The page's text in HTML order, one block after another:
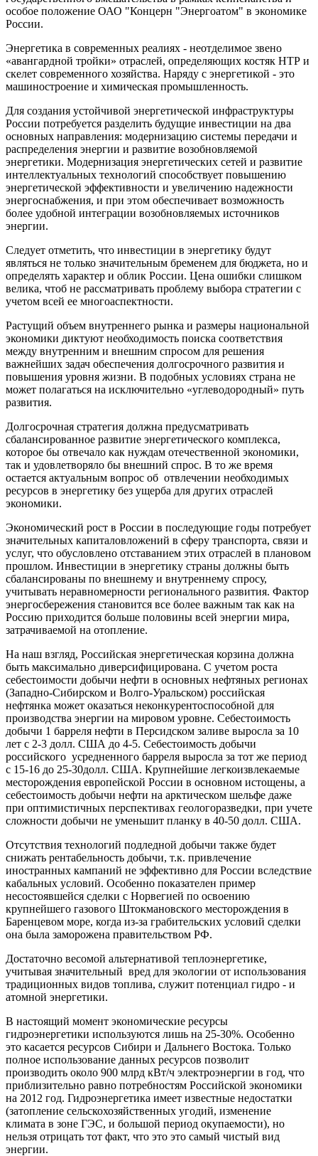
особое положение ОАО "Концерн "Энергоатом" в экономике
России.
Энергетика в современных реалиях - неотделимое звено
«авангардной тройки» отраслей, определяющих костяк НТР и
скелет современного хозяйства. Наряду с энергетикой - это
машиностроение и химическая промышленность.
Для создания устойчивой энергетической инфраструктуры
России потребуется разделить будущие инвестиции на два
основных направления: модернизацию системы передачи и
распределения энергии и развитие возобновляемой
энергетики. Модернизация энергетических сетей и развитие
интеллектуальных технологий способствует повышению
энергетической эффективности и увеличению надежности
энергоснабжения, и при этом обеспечивает возможность
более удобной интеграции возобновляемых источников
энергии.
Следует отметить, что инвестиции в энергетику будут
являться не только значительным бременем для бюджета, но и
определять характер и облик России. Цена ошибки слишком
велика, чтоб не рассматривать проблему выбора стратегии с
учетом всей ее многоаспектности.
Растущий объем внутреннего рынка и размеры национальной
экономики диктуют необходимость поиска соответствия
между внутренним и внешним спросом для решения
важнейших задач обеспечения долгосрочного развития и
повышения уровня жизни. В подобных условиях страна не
может полагаться на исключительно «углеводородный» путь
развития.
Долгосрочная стратегия должна предусматривать
сбалансированное развитие энергетического комплекса,
которое бы отвечало как нуждам отечественной экономики,
так и удовлетворяло бы внешний спрос. В то же время
остается актуальным вопрос об отвлечении необходимых
ресурсов в энергетику без ущерба для других отраслей
экономики.
Экономический рост в России в последующие годы потребует
значительных капиталовложений в сферу транспорта, связи и
услуг, что обусловлено отставанием этих отраслей в плановом
прошлом. Инвестиции в энергетику страны должны быть
сбалансированы по внешнему и внутреннему спросу,
учитывать неравномерности регионального развития. Фактор
энергосбережения становится все более важным так как на
Россию приходится больше половины всей энергии мира,
затрачиваемой на отопление.
На наш взгляд, Российская энергетическая корзина должна
быть максимально диверсифицирована. С учетом роста
себестоимости добычи нефти в основных нефтяных регионах
(Западно-Сибирском и Волго-Уральском) российская
нефтянка может оказаться неконкурентоспособной для
производства энергии на мировом уровне. Себестоимость
добычи 1 барреля нефти в Персидском заливе выросла за 10
лет с 2-3 долл. США до 4-5. Себестоимость добычи
российского усредненного барреля выросла за тот же период
с 15-16 до 25-30долл. США. Крупнейшие легкоизвлекаемые
месторождения европейской России в основном истощены, а
себестоимость добычи нефти на арктическом шельфе даже
при оптимистичных перспективах геологоразведки, при учете
сложности добычи не уменьшит планку в 40-50 долл. США.
Отсутствия технологий подледной добычи также будет
снижать рентабельность добычи, т.к. привлечение
иностранных кампаний не эффективно для России вследствие
кабальных условий. Особенно показателен пример
несостоявшейся сделки с Норвегией по освоению
крупнейшего газового Штокмановского месторождения в
Баренцевом море, когда из-за грабительских условий сделки
она была заморожена правительством РФ.
Достаточно весомой альтернативой теплоэнергетике,
учитывая значительный вред для экологии от использования
традиционных видов топлива, служит потенциал гидро - и
атомной энергетики.
В настоящий момент экономические ресурсы
гидроэнергетики используются лишь на 25-30%. Особенно
это касается ресурсов Сибири и Дальнего Востока. Только
полное использование данных ресурсов позволит
производить около 900 млрд кВт/ч электроэнергии в год, что
приблизительно равно потребностям Российской экономики
на 2012 год. Гидроэнергетика имеет известные недостатки
(затопление сельскохозяйственных угодий, изменение
климата в зоне ГЭС, и большой период окупаемости), но
нельзя отрицать тот факт, что это это самый чистый вид
энергии.